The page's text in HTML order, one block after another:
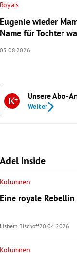
Royals
Eugenie wieder
Name für Tochter
05.08.2026
Unsere Abo-
Weiter
Adel inside
Kolumnen
Eine royale Rebellin
Lisbeth Bischoff20.04.2026
Kolumnen